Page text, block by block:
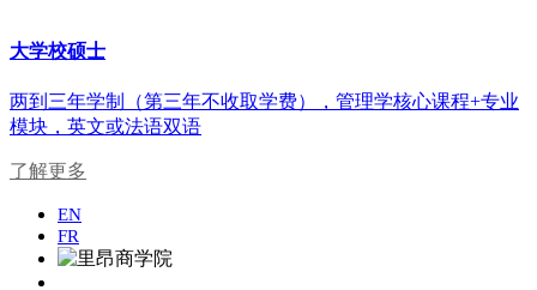
大学校硕士
两到三年学制（第三年不收取学费），管理学核心课程+专业
模块，英文或法语双语
了解更多
EN
FR